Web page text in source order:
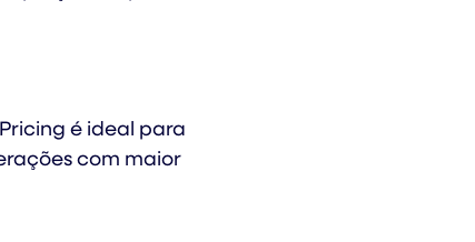
é ideal para
com maior